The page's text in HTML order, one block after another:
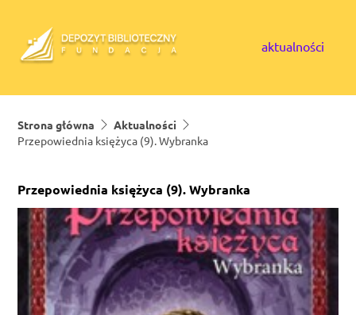
aktualności
Strona główna
Aktualności
Przepowiednia księżyca (9). Wybranka
Przepowiednia księżyca (9). Wybranka